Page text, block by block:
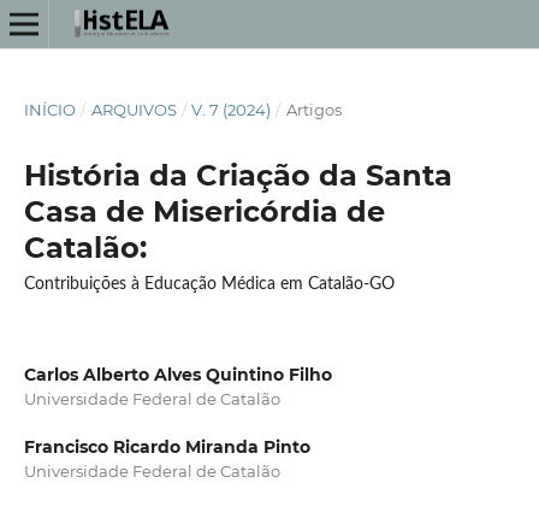
INÍCIO / ARQUIVOS / V. 7 (2024) / Artigos
História da Criação da Santa
Casa de Misericórdia de
Catalão:
Contribuições à Educação Médica em Catalão-GO
Carlos Alberto Alves Quintino Filho
Universidade Federal de Catalão
Francisco Ricardo Miranda Pinto
Universidade Federal de Catalão